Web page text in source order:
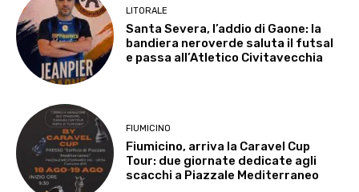
LITORALE
Santa Severa, l’addio di Gaone: la
bandiera neroverde saluta il futsal
e passa all’Atletico Civitavecchia
FIUMICINO
Fiumicino, arriva la Caravel Cup
Tour: due giornate dedicate agli
scacchi a Piazzale Mediterraneo